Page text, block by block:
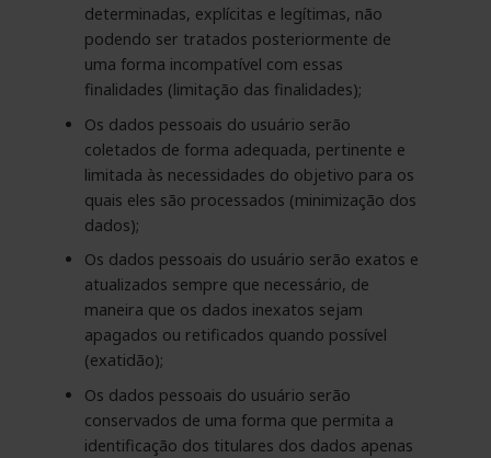
determinadas, explícitas e legítimas, não
podendo ser tratados posteriormente de
uma forma incompatível com essas
finalidades (limitação das finalidades);
Os dados pessoais do usuário serão
coletados de forma adequada, pertinente e
limitada às necessidades do objetivo para os
quais eles são processados (minimização dos
dados);
Os dados pessoais do usuário serão exatos e
atualizados sempre que necessário, de
maneira que os dados inexatos sejam
apagados ou retificados quando possível
(exatidão);
Os dados pessoais do usuário serão
conservados de uma forma que permita a
identificação dos titulares dos dados apenas